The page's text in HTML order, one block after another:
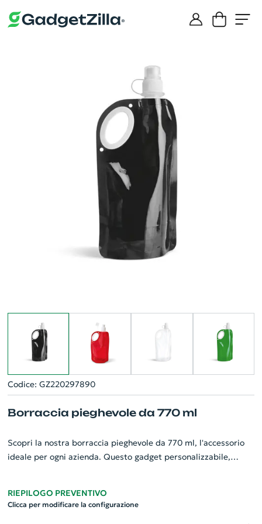
Codice: GZ220297890
Borraccia pieghevole da 770 ml
Scopri la nostra borraccia pieghevole da 770 ml, l'accessorio
ideale per ogni azienda. Questo gadget personalizzabile,
coperchio in PP, la borraccia garantisce un'ottima tenuta,
RIEPILOGO PREVENTIVO
Clicca per modificare la configurazione